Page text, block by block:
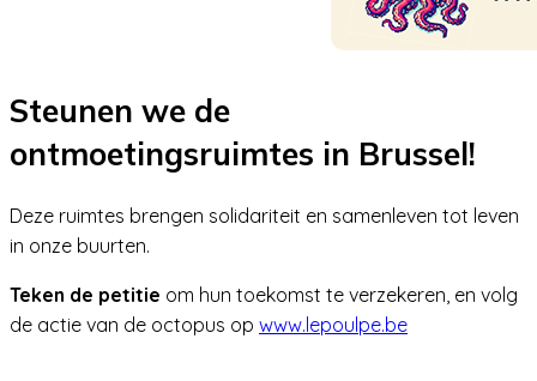
Steunen we de
ontmoetingsruimtes in Brussel!
Deze ruimtes brengen solidariteit en samenleven tot leven
in onze buurten.
Teken de petitie om hun toekomst te verzekeren, en volg
de actie van de octopus op www.lepoulpe.be